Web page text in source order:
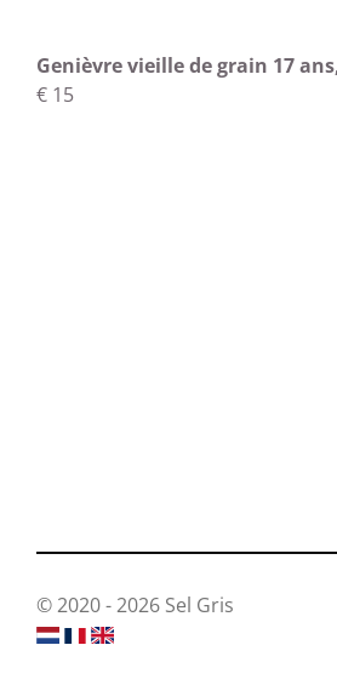
Genièvre vieille de grain 17
€ 15
© 2020 - 2026 Sel Gris